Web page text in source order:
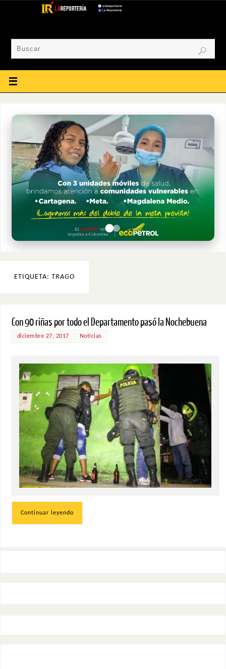
ETIQUETA: TRAGO
Con 90 riñas por todo el Departamento pasó la Nochebuena
diciembre 27, 2017 Noticias
Continuar leyendo